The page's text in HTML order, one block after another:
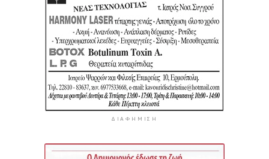
ΔΙΑΦΉΜΙΣΗ